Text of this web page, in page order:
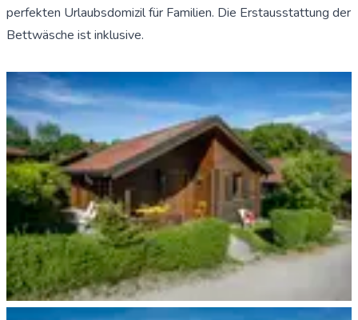
perfekten Urlaubsdomizil für Familien. Die Erstausstattung der
Bettwäsche ist inklusive.